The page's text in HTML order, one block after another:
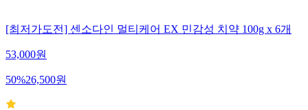
[최저가도전] 센소다인 멀티케어 EX 민감성 치약 100g x 6개
53,000원
50%26,500원